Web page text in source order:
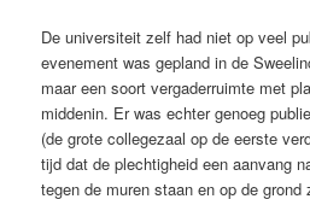
De universiteit zelf had niet op veel
evenement was gepland in de
maar een soort vergaderruimte met
middenin. Er was echter genoeg
(de grote collegezaal op de eerste
tijd dat de plechtigheid een aanvang
tegen de muren staan en op de grond